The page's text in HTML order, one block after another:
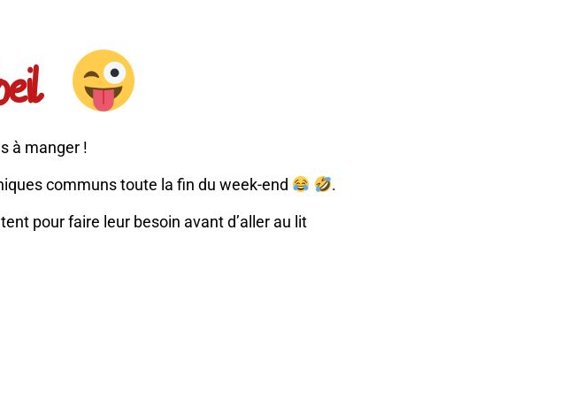
à manger !
communs toute la fin du week-end
.
pour faire leur besoin avant d’aller au lit